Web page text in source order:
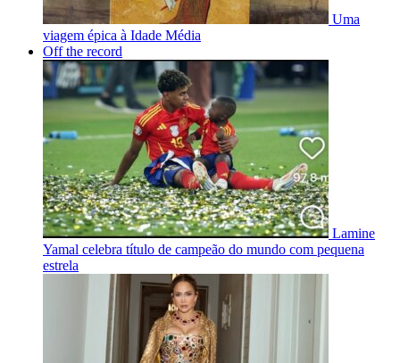
Uma
viagem épica à Idade Média
Off the record
Lamine
Yamal celebra título de campeão do mundo com pequena
estrela